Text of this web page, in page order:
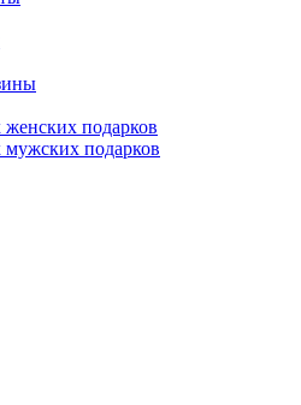
подарков
подарков